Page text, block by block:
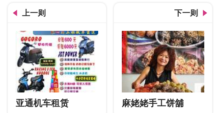
上一则
亚通机车租赁
下一则
麻姥姥手工饼舖